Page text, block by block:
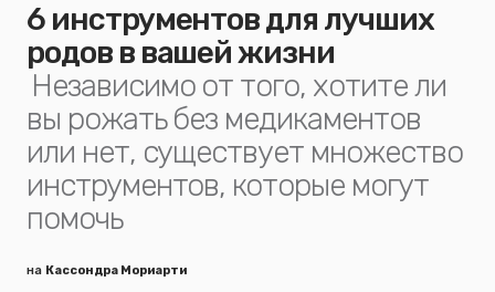
6 инструментов для лучших
родов в вашей жизни
Независимо от того, хотите ли
вы рожать без медикаментов
или нет, существует множество
инструментов, которые могут
помочь
на Кассондра Мориарти